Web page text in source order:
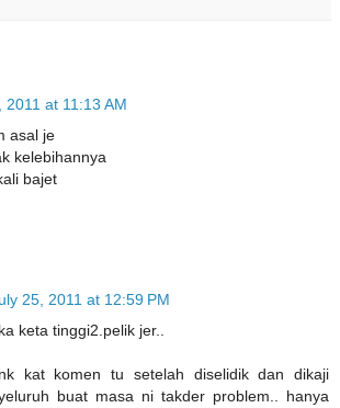
2011 at 11:13 AM
asal je
kelebihannya
bajet
25, 2011 at 12:59 PM
keta tinggi2.pelik jer..
kat komen tu setelah diselidik dan dikaji
buat masa ni takder problem.. hanya